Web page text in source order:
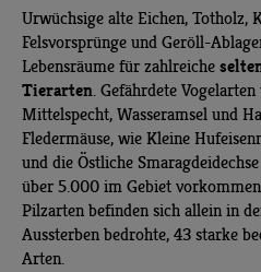
Urwüchsige alte Eichen, Totholz,
Felsvorsprünge und Geröll-
Lebensräume für zahlreiche
Tierarten. Gefährdete
Mittelspecht, Wasseramsel und
Fledermäuse, wie Kleine
und die Östliche
über 5.000 im Gebiet
Pilzarten befinden sich allein in
Aussterben bedrohte, 43 starke
Arten.